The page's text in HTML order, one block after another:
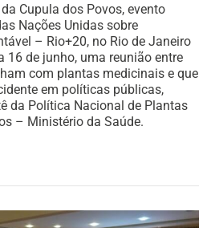
Cupula dos Povos, evento
Nações Unidas sobre
– Rio+20, no Rio de Janeiro
16 de junho, uma reunião entre
com plantas medicinais e que
em políticas públicas,
da Política Nacional de Plantas
– Ministério da Saúde.